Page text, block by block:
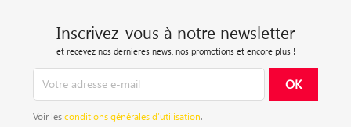
Inscrivez-vous à notre newsletter
et recevez nos dernieres news, nos promotions et encore plus !
Voir lesconditions générales d’utilisation.